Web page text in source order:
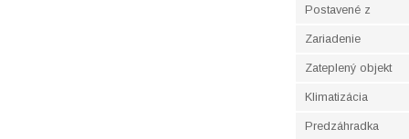
Postavené z
Zariadenie
Zateplený objekt
Klimatizácia
Predzáhradka